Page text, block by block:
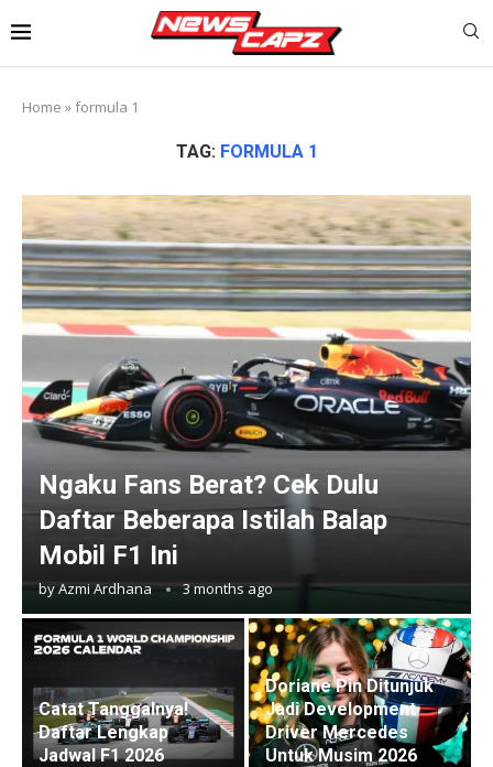
Home »formula 1
TAG: FORMULA 1
Ngaku Fans Berat? Cek Dulu
Daftar Beberapa Istilah Balap
Mobil F1 Ini
byAzmi Ardhana 3 months ago
Catat Tanggalnya!
Daftar Lengkap
Jadwal F1 2026
Doriane Pin Ditunjuk
Jadi Development
Driver Mercedes
Untuk Musim 2026